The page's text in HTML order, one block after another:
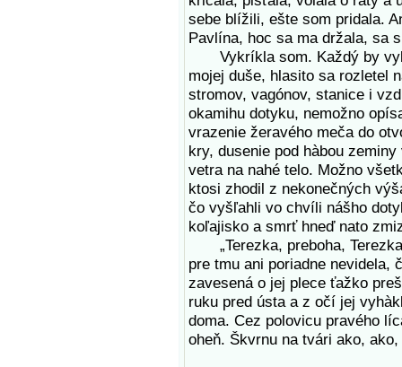
sebe blížili, ešte som pridala.
Pavlína, hoc sa ma držala, sa
Vykríkla som. Každý by
mojej duše, hlasito sa rozletel
stromov, vagónov, stanice i
okamihu dotyku, nemožno
vrazenie žeravého meča do
kry, dusenie pod hàbou
vetra na nahé telo. Možno
ktosi zhodil z nekonečných
čo vyšľahli vo chvíli nášho
koľajisko a smrť hneď nato
„Terezka, preboha,
pre tmu ani poriadne nevidela,
zavesená o jej plece ťažko
ruku pred ústa a z očí jej
doma. Cez polovicu pravého
oheň. Škvrnu na tvári ako,